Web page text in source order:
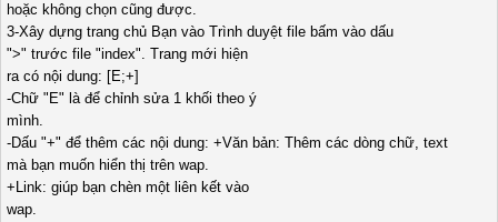
hoặc không chọn cũng được.
3-Xây dựng trang chủ Bạn vào Trình duyệt file bấm vào dấu
">" trước file "index". Trang mới hiện
ra có nội dung: [E;+]
-Chữ "E" là để chỉnh sửa 1 khối theo ý
mình.
-Dấu "+" để thêm các nội dung: +Văn bản: Thêm các dòng chữ, text
mà bạn muốn hiển thị trên wap.
+Link: giúp bạn chèn một liên kết vào
wap.